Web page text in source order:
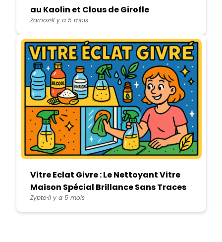
au Kaolin et Clous de Girofle
ZarnoxIl y a 5 mois
Vitre Eclat Givre : Le Nettoyant Vitre
Maison Spécial Brillance Sans Traces
ZyptoIl y a 5 mois